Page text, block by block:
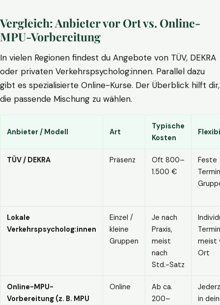
Vergleich: Anbieter vor Ort vs. Online-
MPU-Vorbereitung
In vielen Regionen findest du Angebote von TÜV, DEKRA
oder privaten Verkehrspsycholog:innen. Parallel dazu
gibt es spezialisierte Online-Kurse. Der Überblick hilft dir,
die passende Mischung zu wählen.
Anbieter / Modell Art
Typische
Kosten
TÜV / DEKRA Präsenz
Oft 800–
1.500 €
Feste
Lokale
Verkehrspsycholog:innen
Einzel /
kleine
Gruppen
Je nach
Praxis,
meist
nach
Std.-Satz
meist
Ort
Online-MPU-
Vorbereitung (z. B. MPU
Online
Ab ca.
200–
in